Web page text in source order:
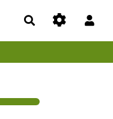
Rechercher